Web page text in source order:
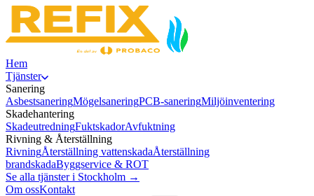
Hem
Tjänster
Sanering
AsbestsaneringMögelsaneringPCB-saneringMiljöinventering
Skadehantering
SkadeutredningFuktskadorAvfuktning
Rivning & Återställning
RivningÅterställning vattenskadaÅterställning
brandskadaByggservice & ROT
Se alla tjänster i Stockholm →
Om ossKontakt